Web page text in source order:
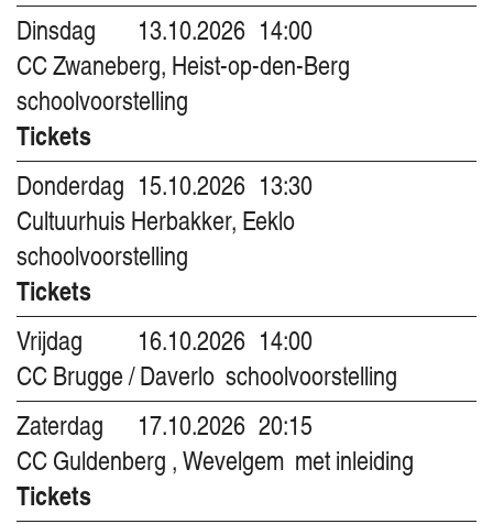
Dinsdag
13.10.2026 14:00
CC Zwaneberg, Heist-op-den-Berg
schoolvoorstelling
Tickets
Donderdag 15.10.2026 13:30
Cultuurhuis Herbakker, Eeklo
schoolvoorstelling
Tickets
Vrijdag
16.10.2026 14:00
CC Brugge / Daverlo schoolvoorstelling
Zaterdag
17.10.2026 20:15
CC Guldenberg , Wevelgem met inleiding
Tickets